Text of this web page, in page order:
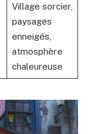
Village sorcier,
paysages
enneigés,
atmosphère
chaleureuse